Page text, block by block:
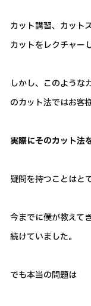
カット講習、カット
カットをレクチャー
しかし、このような
のカット法ではお客
実際にそのカット法
疑問を持つことはと
今までに僕が教えて
続けていました。
でも本当の問題は